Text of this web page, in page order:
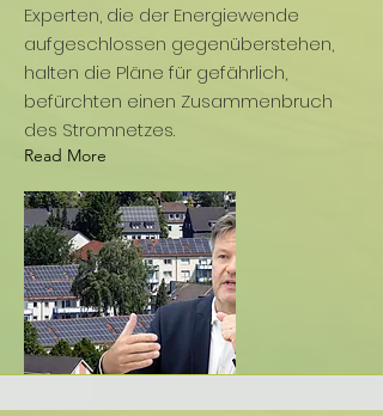
Experten, die der Energiewende
aufgeschlossen gegenüberstehen,
halten die Pläne für gefährlich,
befürchten einen Zusammenbruch
des Stromnetzes.
Read More